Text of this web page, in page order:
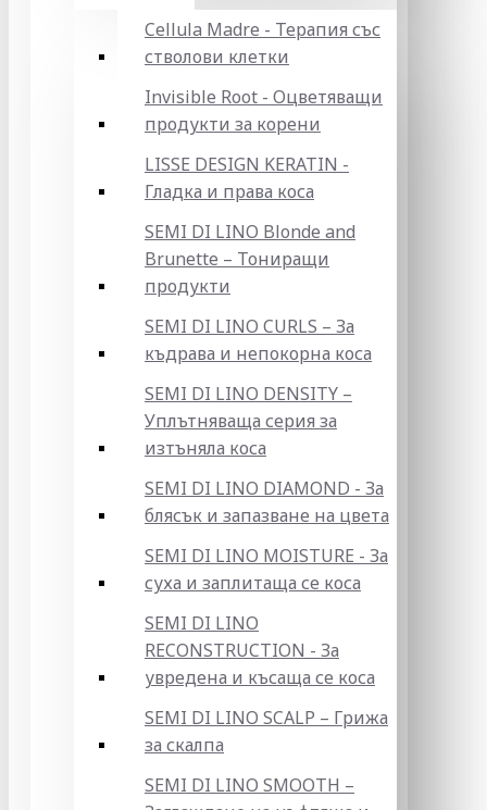
Cellula Madre - Терапия със
стволови клетки
Invisible Root - Оцветяващи
продукти за корени
LISSE DESIGN KERATIN -
Гладка и права коса
SEMI DI LINO Blonde and
Brunette – Тониращи
продукти
SEMI DI LINO CURLS – За
къдрава и непокорна коса
SEMI DI LINO DENSITY –
Уплътняваща серия за
изтъняла коса
SEMI DI LINO DIAMOND - За
блясък и запазване на цвета
SEMI DI LINO MOISTURE - За
суха и заплитаща се коса
SEMI DI LINO
RECONSTRUCTION - За
увредена и късаща се коса
SEMI DI LINO SCALP – Грижа
за скалпа
SEMI DI LINO SMOOTH –